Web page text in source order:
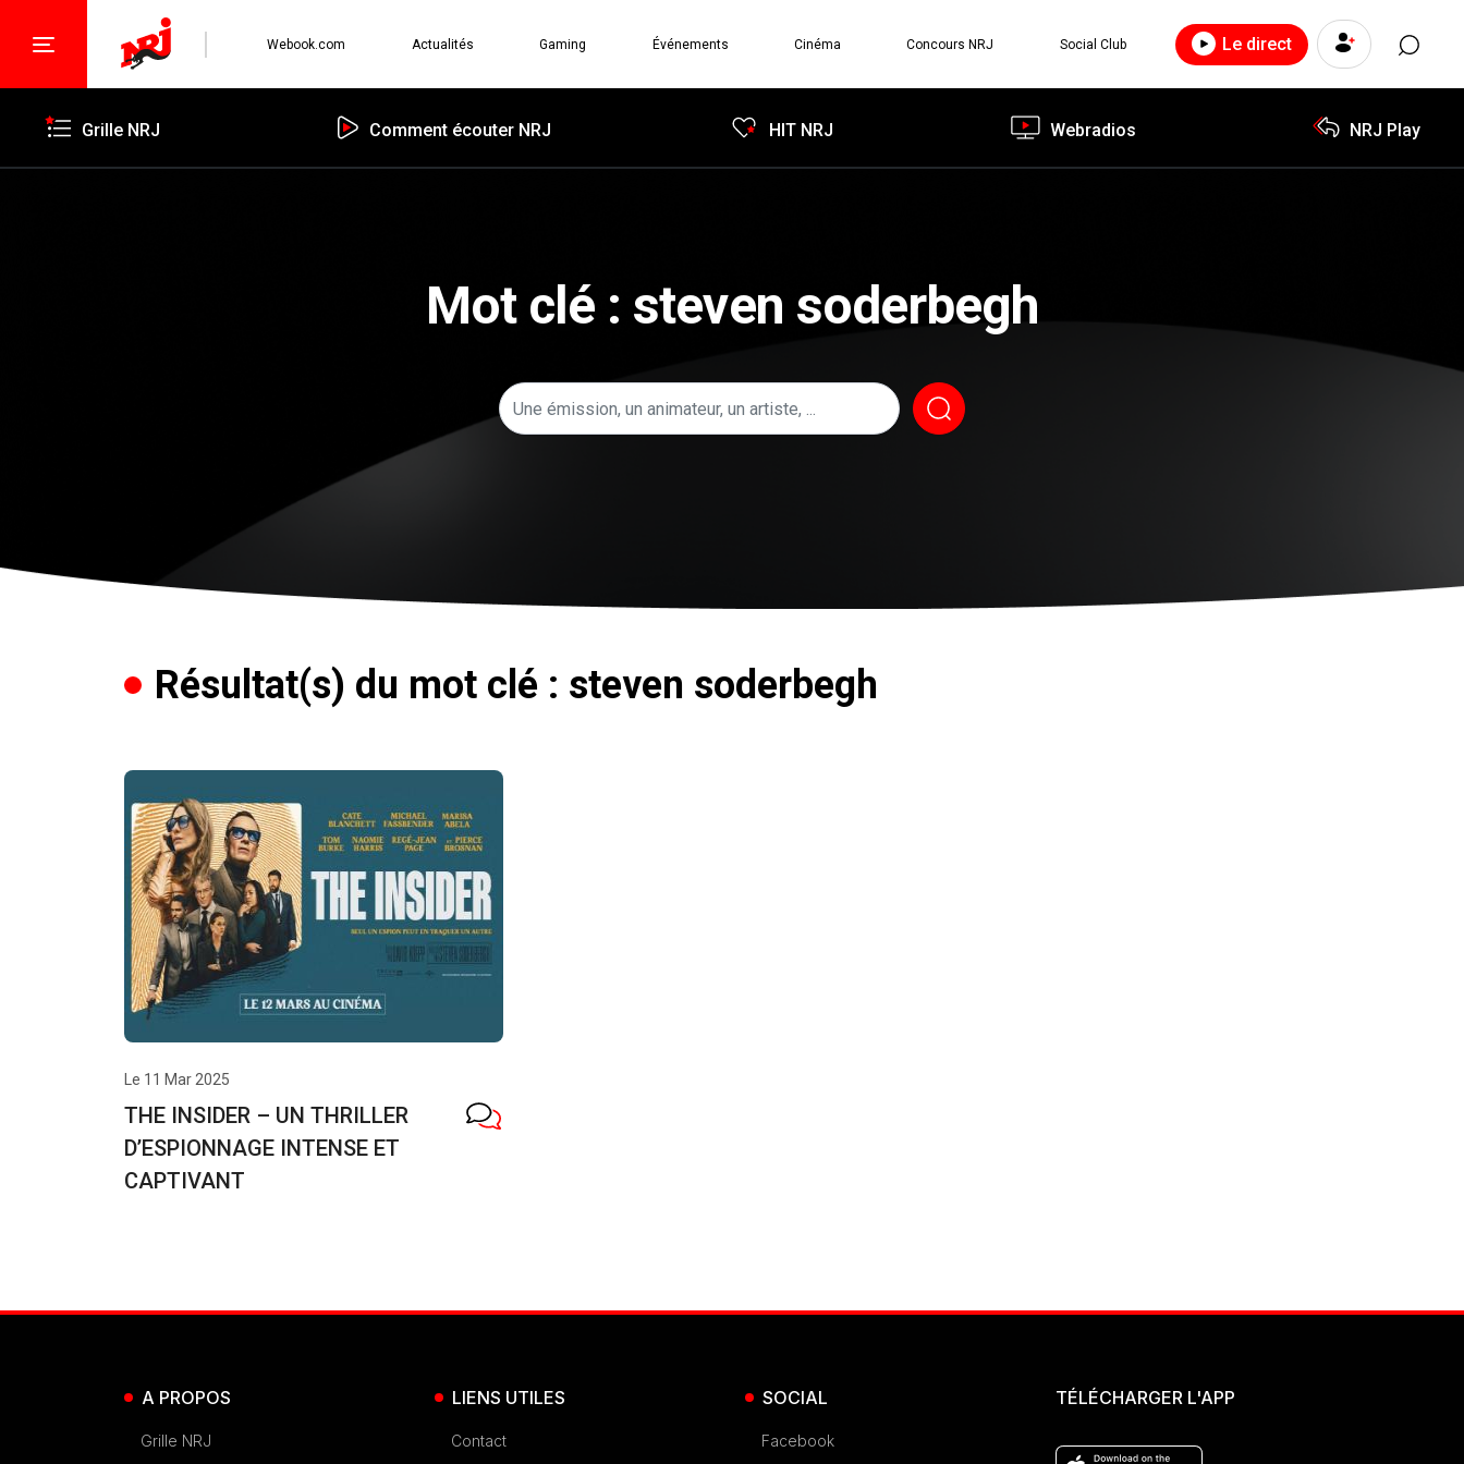
Webook.com Actualités Gaming Événements Cinéma Concours NRJ Social Club Le direct
Grille NRJ Comment écouter NRJ HIT NRJ Webradios NRJ Play
Mot clé : steven soderbegh
Résultat(s) du mot clé : steven soderbegh
Le 11 Mar 2025
THE INSIDER – UN THRILLER
D’ESPIONNAGE INTENSE ET
CAPTIVANT
A PROPOS
Grille NRJ
LIENS UTILES
Contact
SOCIAL
Facebook
TÉLÉCHARGER L'APP